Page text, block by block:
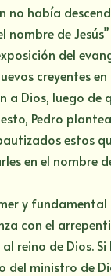
no había
de Jesús”
del
creyentes en
Dios, luego de
Pedro
estos
en el nombre
y
con el
reino de Dios.
del ministro de